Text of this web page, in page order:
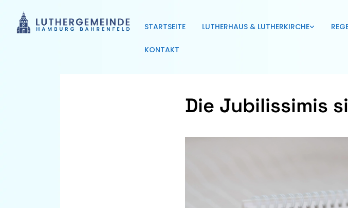
STARTSEITE LUTHERHAUS & LUTHERKIRCHE
KONTAKT
Die Jubilissimis